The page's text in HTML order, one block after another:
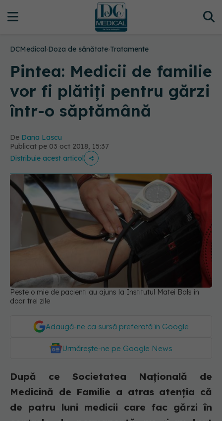
DCMedical›Doza de sănătate›Tratamente
Pintea: Medicii de familie
vor fi plătiți pentru gărzi
într-o săptămână
De Dana Lascu
Publicat pe 03 oct 2018, 15:37
Distribuie acest articol
Peste o mie de pacienti au ajuns la Institutul Matei Bals in
doar trei zile
Adaugă-ne ca sursă preferată în Google
Urmărește-ne pe Google News
După ce Societatea Națională de
Medicină de Familie a atras atenția că
de patru luni medicii care fac gărzi în